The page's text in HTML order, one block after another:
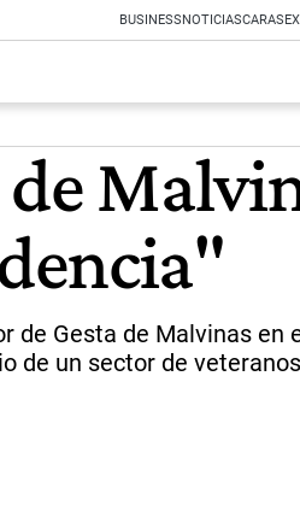
BUSINESSNOTICIASCARAS
Gesta de Malvinas en
de un sector de